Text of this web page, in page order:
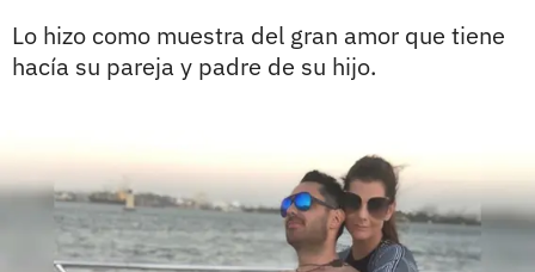
Lo hizo como muestra del gran amor que tiene
hacía su pareja y padre de su hijo.